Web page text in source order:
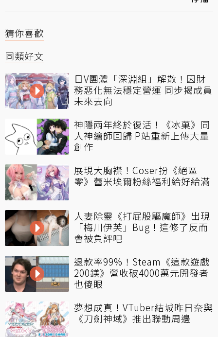
猜你喜歡
同類好文
日V團體「深淵組」解散！因財
務惡化無法穩定營運 同步揭成員
未來去向
神隱兩年終於復活！《冰菓》同
人神繪師回歸 P站重新上傳大量
創作
展現大胸襟！Coser扮《絕區
零》蕾米埃爾粉絲福利給好給滿
人妻除靈《打屁股驅魔師》出現
「梅川伊芙」Bug！這修了反而
會被負評吧
退款率99%！Steam《這款遊戲
200鎂》營收破4000萬元開發者
也傻眼
夢想成真！VTuber結城昨日奈與
《刀劍神域》推出聯動周邊